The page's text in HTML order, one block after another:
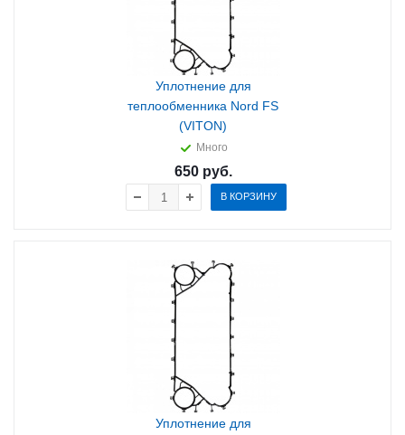
Уплотнение для
теплообменника Nord FS
(VITON)
Много
650руб.
В КОРЗИНУ
Уплотнение для